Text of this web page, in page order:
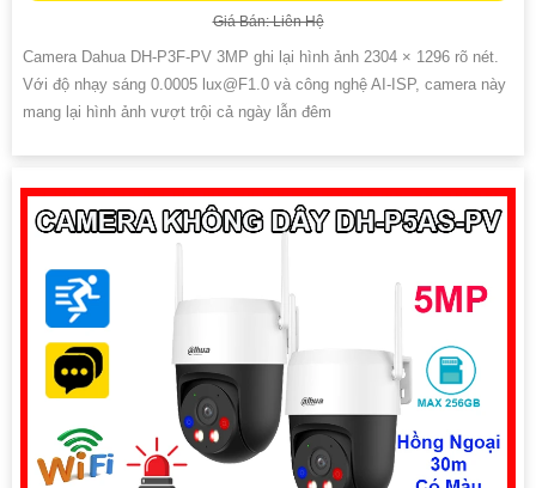
Giá Bán: Liên Hệ
Camera Dahua DH-P3F-PV 3MP ghi lại hình ảnh 2304 × 1296 rõ nét.
Với độ nhạy sáng 0.0005 lux@F1.0 và công nghệ AI-ISP, camera này
mang lại hình ảnh vượt trội cả ngày lẫn đêm